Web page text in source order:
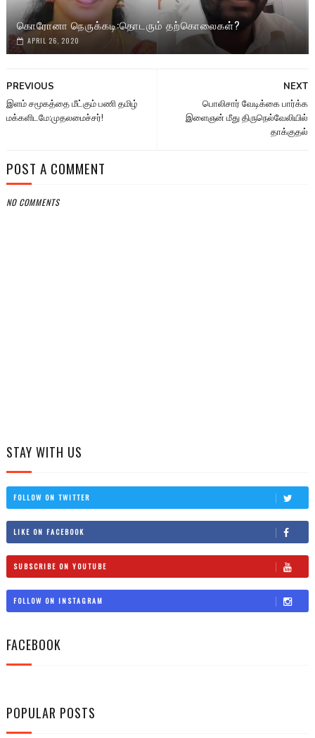
கொரோனா நெருக்கடி:தொடரும் தற்கொலைகள்?
APRIL 26, 2020
NEXT
பொலிசார் வேடிக்கை பார்க்க
இளைஞன் மீது திருநெல்வேலியில்
தாக்குதல்
PREVIOUS
இளம் சமூகத்தை மீட்கும் பணி தமிழ்
மக்களிடமே:முதலமைச்சர்!
POST A COMMENT
NO COMMENTS
STAY WITH US
FOLLOW ON TWITTER
LIKE ON FACEBOOK
SUBSCRIBE ON YOUTUBE
FOLLOW ON INSTAGRAM
FACEBOOK
POPULAR POSTS